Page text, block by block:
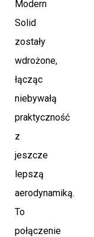
Modern
Solid
zostały
wdrożone,
łącząc
niebywałą
praktyczność
z
jeszcze
lepszą
aerodynamiką.
To
połączenie